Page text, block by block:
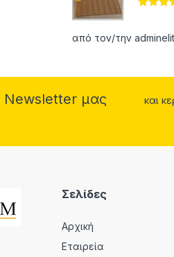
από 5
από τον/την
Newsletter μας και
Σελίδες
Αρχική
Εταιρεία